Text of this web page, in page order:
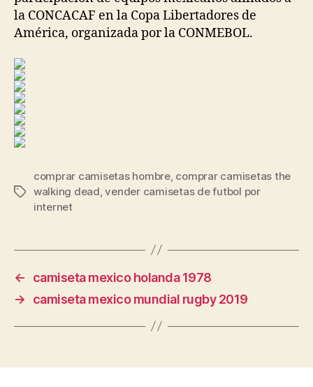
la CONCACAF en la Copa Libertadores de
América, organizada por la CONMEBOL.
Etiquetas
comprar camisetas hombre, comprar camisetas the
walking dead ,vender camisetas de futbol por
internet
←
camiseta mexico holanda 1978
→
camiseta mexico mundial rugby 2019